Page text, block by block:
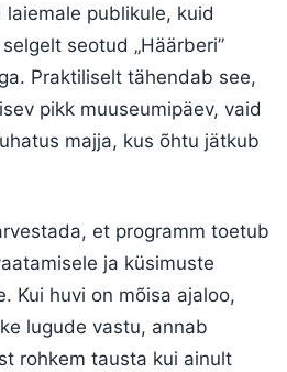
laiemale publikule, kuid
seotud „Häärberi”
Praktiliselt tähendab see,
pikk muuseumipäev, vaid
majja, kus õhtu jätkub
et programm toetub
ja küsimuste
Kui huvi on mõisa ajaloo,
lugude vastu, annab
rohkem tausta kui ainult